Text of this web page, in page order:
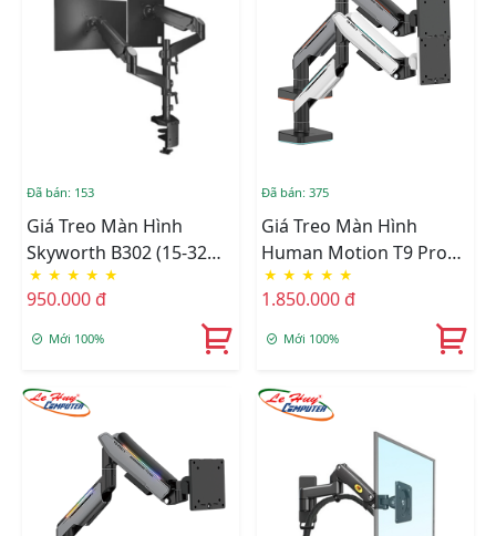
Đã bán: 153
Giá Treo Màn Hình
Skyworth B302 (15-32
Inch)
★ ★ ★ ★ ★
950.000 đ
Mới 100%
Đã bán: 375
Giá Treo Màn Hình
Human Motion T9 Pro
II(23" - 43")(Trắng/Xám)
★ ★ ★ ★ ★
1.850.000 đ
Mới 100%